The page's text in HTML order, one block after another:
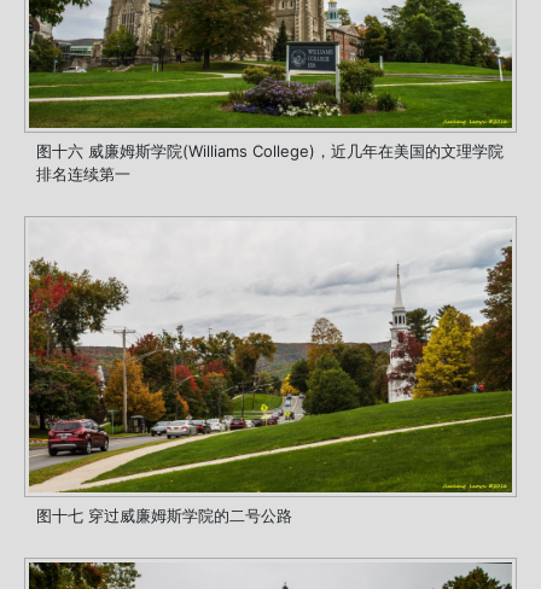
图十六 威廉姆斯学院(Williams College)，近几年在美国的文理学院
排名连续第一
图十七 穿过威廉姆斯学院的二号公路